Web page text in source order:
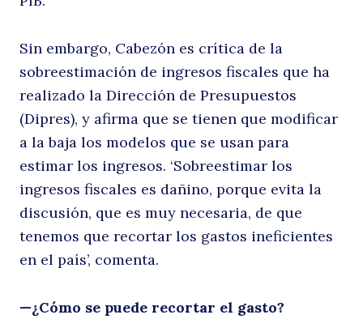
Sin embargo, Cabezón es crítica de la
sobreestimación de ingresos fiscales que ha
realizado la Dirección de Presupuestos
(Dipres), y afirma que se tienen que modificar
a la baja los modelos que se usan para
estimar los ingresos. ‘Sobreestimar los
ingresos fiscales es dañino, porque evita la
discusión, que es muy necesaria, de que
tenemos que recortar los gastos ineficientes
en el país’, comenta.
—¿Cómo se puede recortar el gasto?